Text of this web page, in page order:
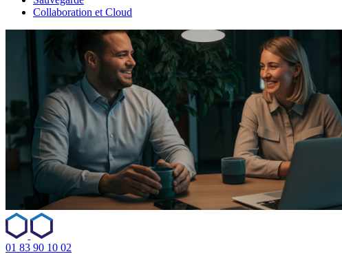
Collaboration et Cloud
01 83 90 10 02